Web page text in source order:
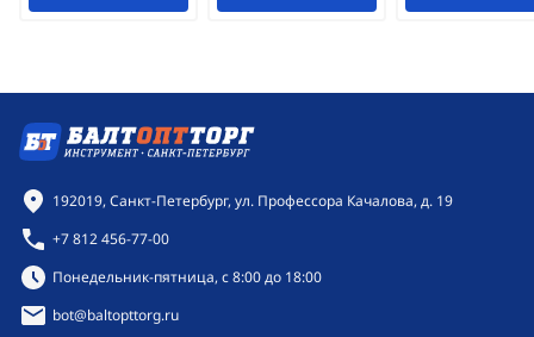
Контактная информация
192019, Санкт-Петербург, ул. Профессора Качалова, д. 19
+7 812 456-77-00
Режим работы:
Понедельник-пятница, с 8:00 до 18:00
bot@baltopttorg.ru